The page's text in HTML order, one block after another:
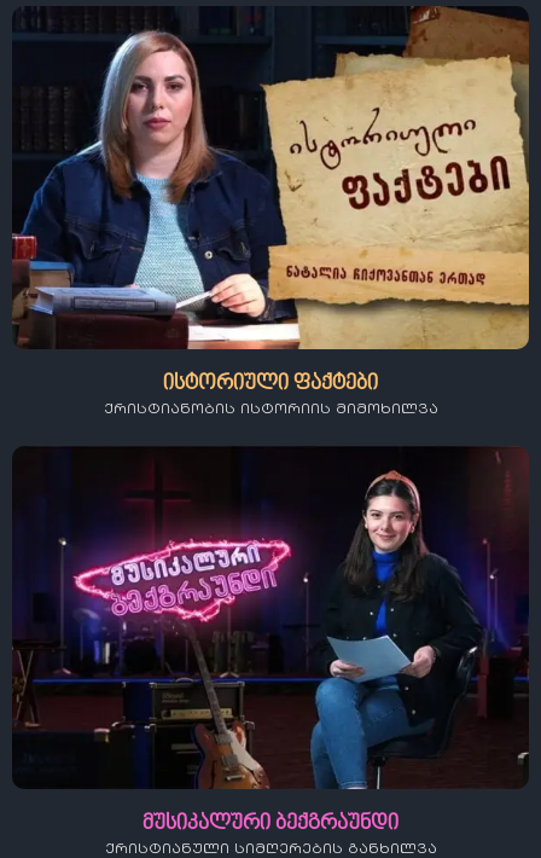
ისტორიული ფაქტები
ქრისტიანობის ისტორიის მიმოხილვა
მუსიკალური ბექგრაუნდი
ქრისტიანული სიმღერების განხილვა